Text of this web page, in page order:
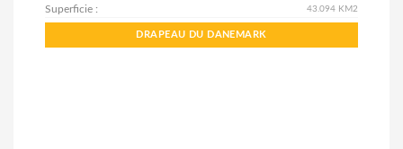
Superficie : 43.094 KM2
DRAPEAU DU DANEMARK